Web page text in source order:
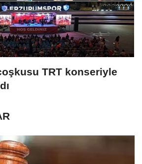
TRT konseriyle